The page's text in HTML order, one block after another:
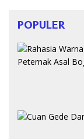
POPULER